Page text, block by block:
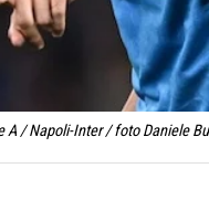
/ Napoli-Inter / foto Daniele